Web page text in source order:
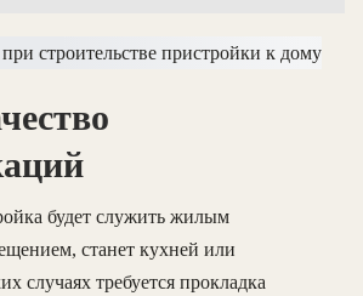
будет служить жилым
станет кухней или
случаях требуется прокладка